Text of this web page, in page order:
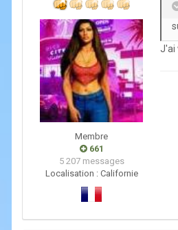
Membre
661
5 207 messages
Localisation : Californie
J'ai